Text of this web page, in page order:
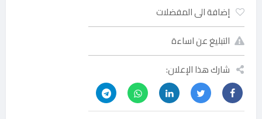
إضافة الى المفضلات
التبليغ عن اساءة
شارك هذا الإعلان: